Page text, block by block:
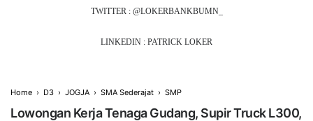
TWITTER : @LOKERBANKBUMN_
LINKEDIN : PATRICK LOKER
Home › D3 › JOGJA › SMA Sederajat › SMP
Lowongan Kerja Tenaga Gudang, Supir Truck L300,